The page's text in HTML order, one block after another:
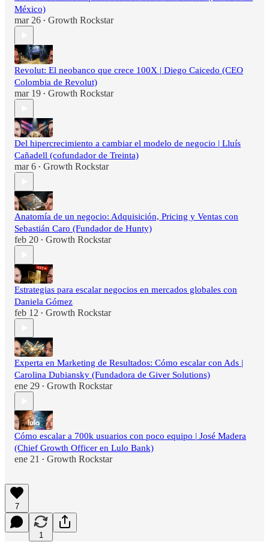
México)
mar 26 • Growth Rockstar
Revolut: El neobanco que crece 100X | Diego Caicedo (CEO
Colombia de Revolut)
mar 19 • Growth Rockstar
Del hipercrecimiento a cambiar el modelo de negocio | Lluís
Cañadell (cofundador de Treinta)
mar 6 • Growth Rockstar
Anatomía de un negocio: Adquisición, Pricing y Ventas con
Sebastián Caro (Fundador de Hunty)
feb 20 • Growth Rockstar
Estrategias para escalar negocios en mercados globales con
Daniela Gómez
feb 12 • Growth Rockstar
Experta en Marketing de Resultados: Cómo escalar con Ads |
Carolina Dubiansky (Fundadora de Giver Solutions)
ene 29 • Growth Rockstar
Cómo escalar a 700k usuarios con poco equipo | José Madera
(Chief Growth Officer en Lulo Bank)
ene 21 • Growth Rockstar
7
1